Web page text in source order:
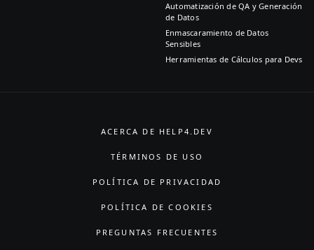
Automatización de QA y Generación
de Datos
Enmascaramiento de Datos
Sensibles
Herramientas de Cálculos para Devs
ACERCA DE HELP4.DEV
TÉRMINOS DE USO
POLÍTICA DE PRIVACIDAD
POLÍTICA DE COOKIES
PREGUNTAS FRECUENTES